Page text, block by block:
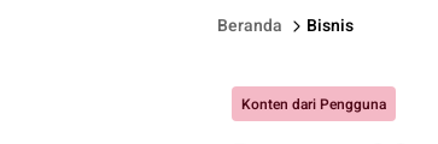
Beranda Bisnis
Konten dari Pengguna